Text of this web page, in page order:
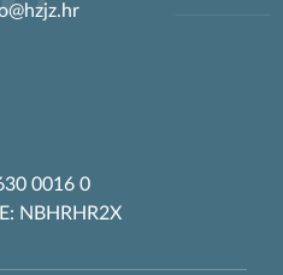
0016 0
NBHRHR2X